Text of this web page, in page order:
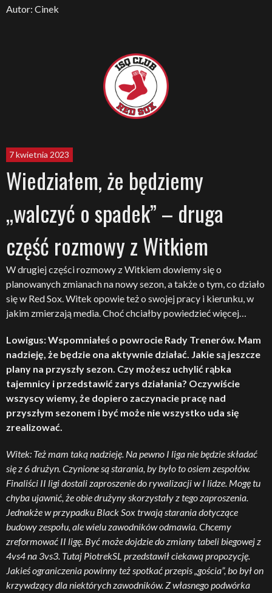
Autor: Cinek
7 kwietnia 2023
Wiedziałem, że będziemy
„walczyć o spadek” – druga
część rozmowy z Witkiem
W drugiej części rozmowy z Witkiem dowiemy się o
planowanych zmianach na nowy sezon, a także o tym, co działo
się w Red Sox. Witek opowie też o swojej pracy i kierunku, w
jakim zmierzają media. Choć chciałby powiedzieć więcej…
Lowigus: Wspomniałeś o powrocie Rady Trenerów. Mam
nadzieję, że będzie ona aktywnie działać. Jakie są jeszcze
plany na przyszły sezon. Czy możesz uchylić rąbka
tajemnicy i przedstawić zarys działania? Oczywiście
wszyscy wiemy, że dopiero zaczynacie pracę nad
przyszłym sezonem i być może nie wszystko uda się
zrealizować.
Witek: Też mam taką nadzieję. Na pewno I liga nie będzie składać
się z 6 drużyn. Czynione są starania, by było to osiem zespołów.
Finaliści II ligi dostali zaproszenie do rywalizacji w I lidze. Mogę tu
chyba ujawnić, że obie drużyny skorzystały z tego zaproszenia.
Jednakże w przypadku Black Sox trwają starania dotyczące
budowy zespołu, ale wielu zawodników odmawia. Chcemy
zreformować II ligę. Być może dojdzie do zmiany tabeli biegowej z
4vs4 na 3vs3. Tutaj PiotrekSL przedstawił ciekawą propozycję.
Jakieś ograniczenia powinny też spotkać przepis „gościa”, bo był on
krzywdzący dla niektórych zawodników. Z własnego podwórka